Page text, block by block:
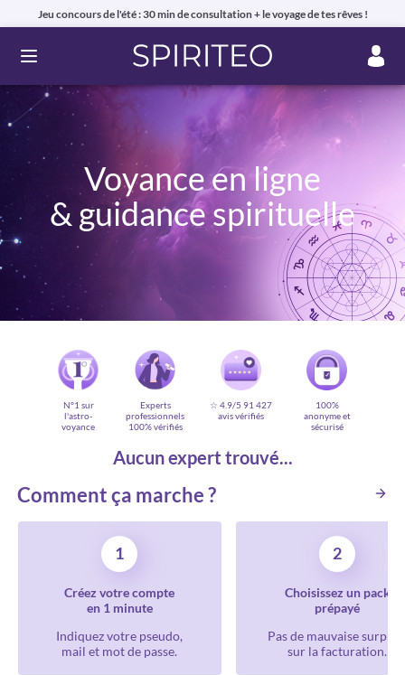
Jeu concours de l'été : 30 min de consultation + le voyage de tes rêves !
Ouvrir le menu
Voyance en ligne
& guidance spirituelle
N°1 sur
l'astro-
voyance
Experts
professionnels
100% vérifiés
☆ 4.9/5 91 427
avis vérifiés
100%
anonyme et
sécurisé
Aucun expert trouvé...
Comment ça marche ?
1
Créez votre compte
en 1 minute
Indiquez votre pseudo,
mail et mot de passe.
2
Choisissez un pack
prépayé
Pas de mauvaise
sur la facturation.